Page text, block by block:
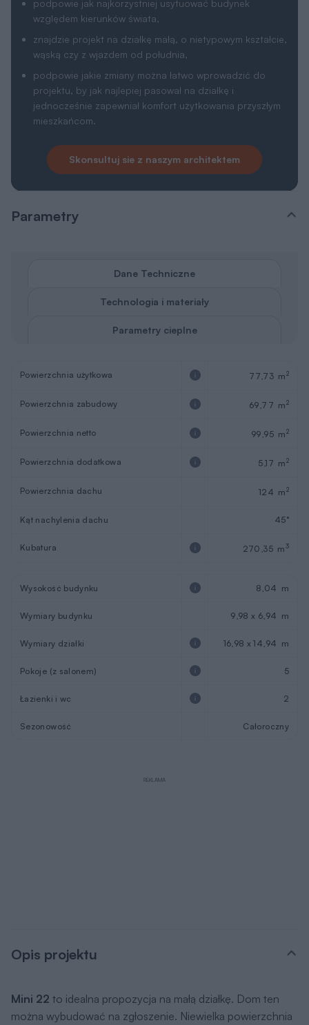
podpowie jak najkorzystniej usytuować budynek
względem kierunków świata,
znajdzie projekt na działkę małą, o nietypowym kształcie,
wąską czy z wjazdem od południa,
podpowie jakie zmiany można łatwo wprowadzić do
projektu, by jak najlepiej pasował na działkę i
jednocześnie zapewniał komfort użytkowania przyszłym
mieszkańcom.
Skonsultuj sie z naszym architektem
Parametry
Dane Techniczne
Technologia i materiały
Parametry cieplne
Powierzchnia użytkowa 77,73 m2
Powierzchnia zabudowy 69,77 m2
Powierzchnia netto 99,95 m2
Powierzchnia dodatkowa 5,17 m2
Powierzchnia dachu 124 m2
Kąt nachylenia dachu 45°
Kubatura 270,35 m3
Wysokość budynku 8,04 m
Wymiary budynku 9,98 x 6,94 m
Wymiary działki 16,98 x 14,94 m
Pokoje (z salonem) 5
Łazienki i wc 2
Sezonowość Całoroczny
REKLAMA
Opis projektu
Mini 22 to idealna propozycja na małą działkę. Dom ten
można wybudować na zgłoszenie. Niewielka powierzchnia